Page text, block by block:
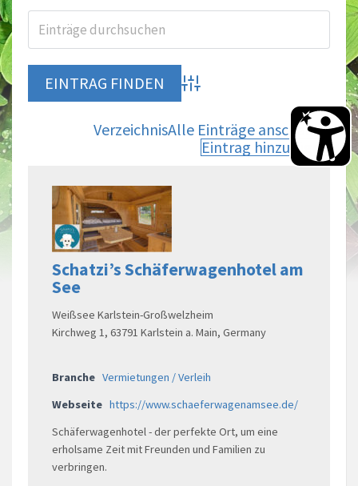
Advanced Search
VerzeichnisAlle Einträge anschauen
Eintrag hinzufügen
Schatzi’s Schäferwagenhotel am
See
Weißsee Karlstein-Großwelzheim
Kirchweg 1, 63791 Karlstein a. Main, Germany
Branche Vermietungen / Verleih
Webseite https://www.schaeferwagenamsee.de/
Schäferwagenhotel - der perfekte Ort, um eine
erholsame Zeit mit Freunden und Familien zu
verbringen.